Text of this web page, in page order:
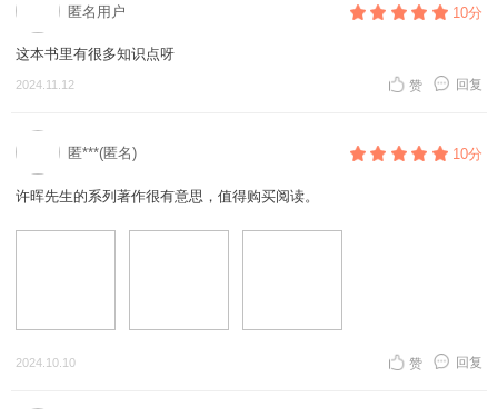
匿名用户 10分
这本书里有很多知识点呀
2024.11.12 回复
赞
匿***(匿名) 10分
许晖先生的系列著作很有意思，值得购买阅读。
2024.10.10 回复
赞